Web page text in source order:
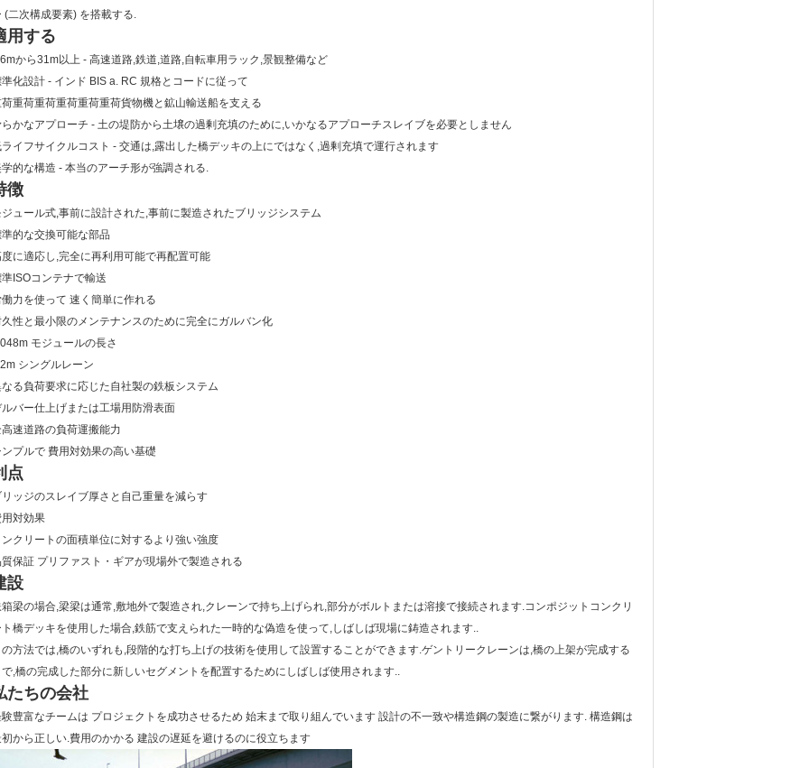
(二次構成要素) を搭載する.
用する
から31m以上 - 高速道路,鉄道,道路,自転車用ラック,景観整備など
化設計 - インド BIS a. RC 規格とコードに従って
重荷重荷重荷重荷重荷貨物機と鉱山輸送船を支える
かなアプローチ - 土の堤防から土壌の過剰充填のために,いかなるアプローチスレイブを必要としません
イフサイクルコスト - 交通は,露出した橋デッキの上にではなく,過剰充填で運行されます
的な構造 - 本当のアーチ形が強調される.
徴
ュール式,事前に設計された,事前に製造されたブリッジシステム
的な交換可能な部品
に適応し,完全に再利用可能で再配置可能
ISOコンテナで輸送
力を使って 速く簡単に作れる
性と最小限のメンテナンスのために完全にガルバン化
モジュールの長さ
シングルレーン
る負荷要求に応じた自社製の鉄板システム
バー仕上げまたは工場用防滑表面
速道路の負荷運搬能力
プルで 費用対効果の高い基礎
点
ッジのスレイブ厚さと自己重量を減らす
対効果
クリートの面積単位に対するより強い強度
保証 プリファスト・ギアが現場外で製造される
設
梁の場合,梁梁は通常,敷地外で製造され,クレーンで持ち上げられ,部分がボルトまたは溶接で接続されます.コンポジットコンクリ
橋デッキを使用した場合,鉄筋で支えられた一時的な偽造を使って,しばしば現場に鋳造されます..
方法では,橋のいずれも,段階的な打ち上げの技術を使用して設置することができます.ゲントリークレーンは,橋の上架が完成する
,橋の完成した部分に新しいセグメントを配置するためにしばしば使用されます..
たちの会社
豊富なチームは プロジェクトを成功させるため 始末まで取り組んでいます 設計の不一致や構造鋼の製造に繋がります. 構造鋼は
から正しい.費用のかかる 建設の遅延を避けるのに役立ちます